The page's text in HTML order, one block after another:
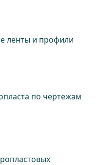
ленты и профили
по чертежам